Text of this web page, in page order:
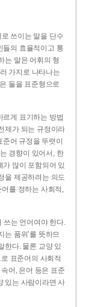
쓰이는 말을 단수
들의 효율적이고 통
는 말은 어휘의 형
가지로 나타나는
둘을 표준형으로
르게 표기하는 방법
제가 되는 규정이라
어 규정을 뚜렷이
경향이 있어서, 한
많이 포함되어 있
을 제공하려는 의도
를 정하는 사회적,
쓰는 언어여야 한다.
는 품위’를 뜻하므
한다. 물론 교양 있
표준어의 사회적
어, 은어 등은 표준
있는 사람이라면 사